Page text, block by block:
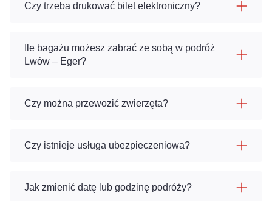
Czy trzeba drukować bilet elektroniczny?
Ile bagażu możesz zabrać ze sobą w podróż
Lwów – Eger?
Czy można przewozić zwierzęta?
Czy istnieje usługa ubezpieczeniowa?
Jak zmienić datę lub godzinę podróży?